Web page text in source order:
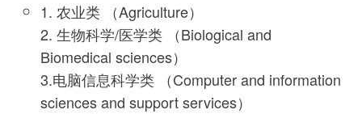
1. 农业类 （Agriculture）
2. 生物科学/医学类 （Biological and
Biomedical sciences）
3.电脑信息科学类 （Computer and information
sciences and support services）